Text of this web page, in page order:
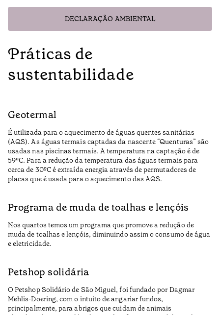
DECLARAÇÃO AMBIENTAL
Práticas de
sustentabilidade
Geotermal
É utilizada para o aquecimento de águas quentes sanitárias
(AQS). As águas termais captadas da nascente “Quenturas” são
usadas nas piscinas termais. A temperatura na captação é de
59ºC. Para a redução da temperatura das águas termais para
cerca de 30ºC é extraída energia através de permutadores de
placas que é usada para o aquecimento das AQS.
Programa de muda de toalhas e lençóis
Nos quartos temos um programa que promove a redução de
muda de toalhas e lençóis, diminuindo assim o consumo de água
e eletricidade.
Petshop solidária
O Petshop Solidário de São Miguel, foi fundado por Dagmar
Mehlis-Doering, com o intuito de angariar fundos,
principalmente, para abrigos que cuidam de animais